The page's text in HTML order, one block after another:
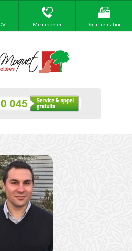
Me rappeler Documentation